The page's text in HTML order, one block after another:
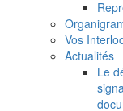
Vos
Actualités
Le